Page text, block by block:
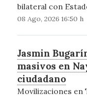
bilateral con
08 Ago, 2026 16:50 h
Jasmin
masivos en
ciudadano
Movilizaciones en